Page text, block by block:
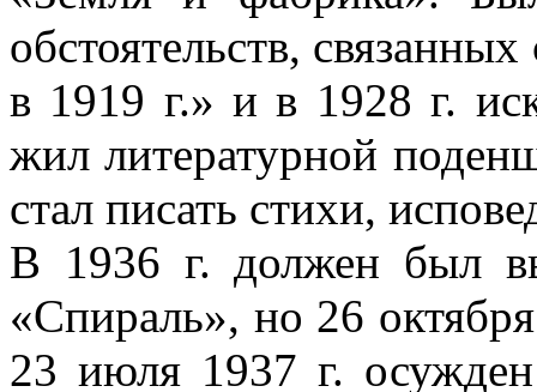
обстоятельств,
в 1919 г.» и в 1928 г.
жил литературной
стал писать стихи,
В 1936 г. должен был
«Спираль», но 26
23 июля 1937 г.